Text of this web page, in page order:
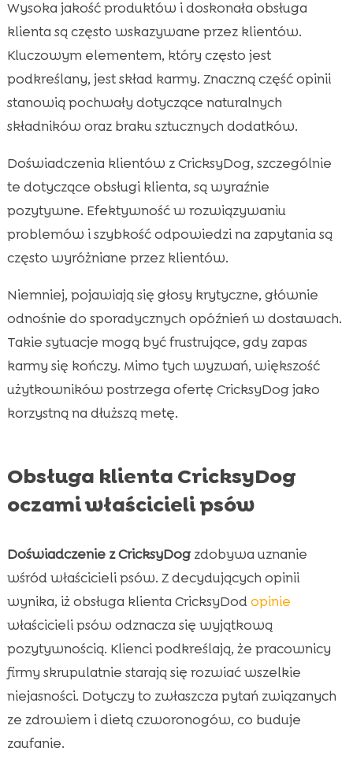
Wysoka jakość produktów i doskonała obsługa
klienta są często wskazywane przez klientów.
Kluczowym elementem, który często jest
podkreślany, jest skład karmy. Znaczną część opinii
stanowią pochwały dotyczące naturalnych
składników oraz braku sztucznych dodatków.
Doświadczenia klientów z CricksyDog, szczególnie
te dotyczące obsługi klienta, są wyraźnie
pozytywne. Efektywność w rozwiązywaniu
problemów i szybkość odpowiedzi na zapytania są
często wyróżniane przez klientów.
Niemniej, pojawiają się głosy krytyczne, głównie
odnośnie do sporadycznych opóźnień w dostawach.
Takie sytuacje mogą być frustrujące, gdy zapas
karmy się kończy. Mimo tych wyzwań, większość
użytkowników postrzega ofertę CricksyDog jako
korzystną na dłuższą metę.
Obsługa klienta CricksyDog
oczami właścicieli psów
Doświadczenie z CricksyDogzdobywa uznanie
wśród właścicieli psów. Z decydujących opinii
wynika, iż obsługa klienta CricksyDodopinie
właścicieli psów odznacza się wyjątkową
pozytywnością. Klienci podkreślają, że pracownicy
firmy skrupulatnie starają się rozwiać wszelkie
niejasności. Dotyczy to zwłaszcza pytań związanych
ze zdrowiem i dietą czworonogów, co buduje
zaufanie.